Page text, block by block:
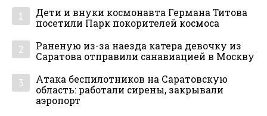
1
Дети и внуки космонавта Германа Титова
посетили Парк покорителей космоса
2
Раненую из-за наезда катера девочку из
Саратова отправили санавиацией в Москву
3
Атака беспилотников на Саратовскую
область: работали сирены, закрывали
аэропорт